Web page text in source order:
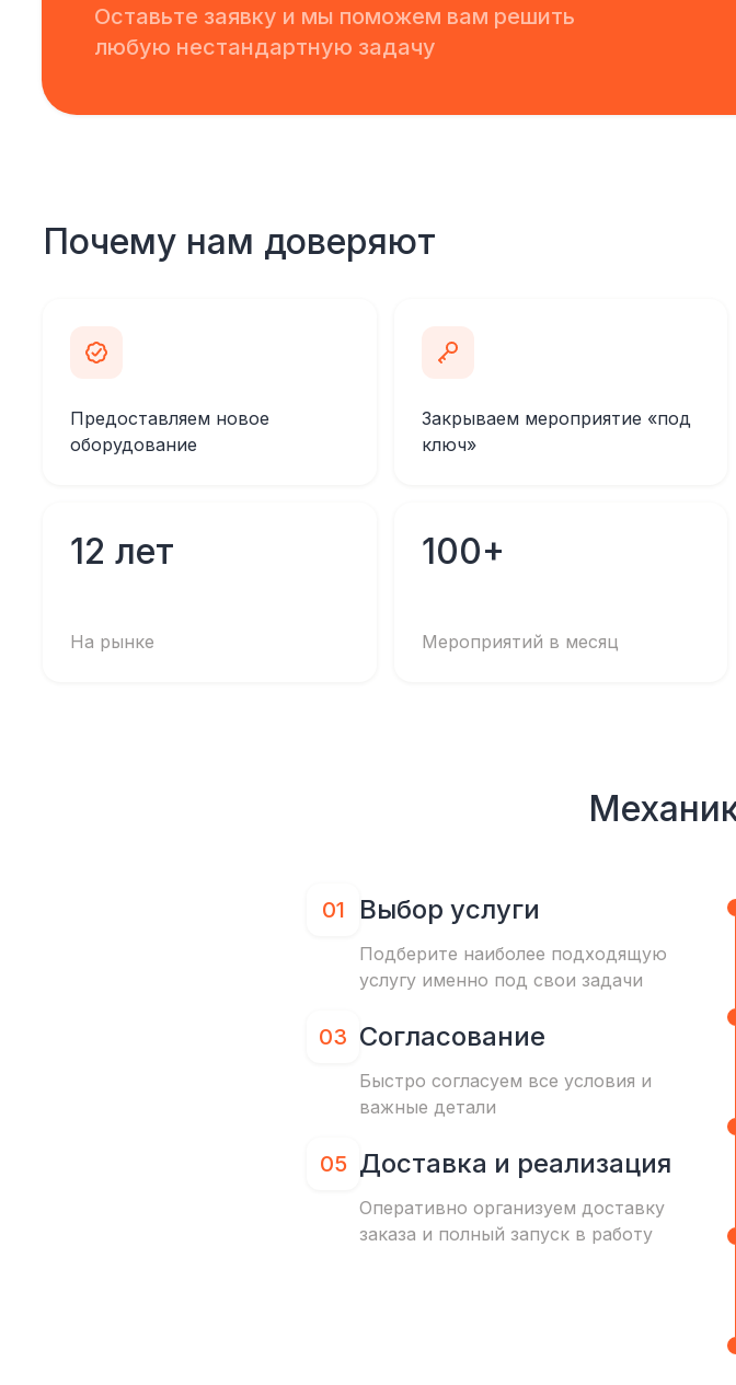
Оставьте заявку и мы поможем вам решить
любую нестандартную задачу
Почему нам доверяют
Предоставляем новое
оборудование
Закрываем мероприятие «под
ключ»
12 лет
На рынке
100+
Мероприятий в месяц
01 Выбор услуги
Подберите наиболее подходящую
услугу именно под свои задачи
03 Согласование
Быстро согласуем все условия и
важные детали
05 Доставка и реализация
Оперативно организуем доставку
заказа и полный запуск в работу